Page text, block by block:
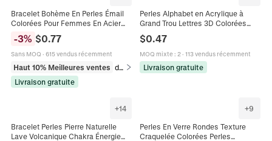
Bracelet Bohème En Perles Émail
Colorées Pour Femmes En Acier
Réglable Minimaliste
-3% $0.77
Sans MOQ · 615 vendus récemment
Haut 10% Meilleures ventes
dans Bracelets
Livraison gratuite
Perles Alphabet en Acrylique à
Grand Trou Lettres 3D Colorées
DIY Accessoires Bijoux
$0.47
MOQ mixte: 2· 113 vendus récemment
Livraison gratuite
+14
Bracelet Perles Pierre Naturelle
Lave Volcanique Chakra Énergie
+9
Perles En Verre Rondes Texture
Craquelée Colorées Perles